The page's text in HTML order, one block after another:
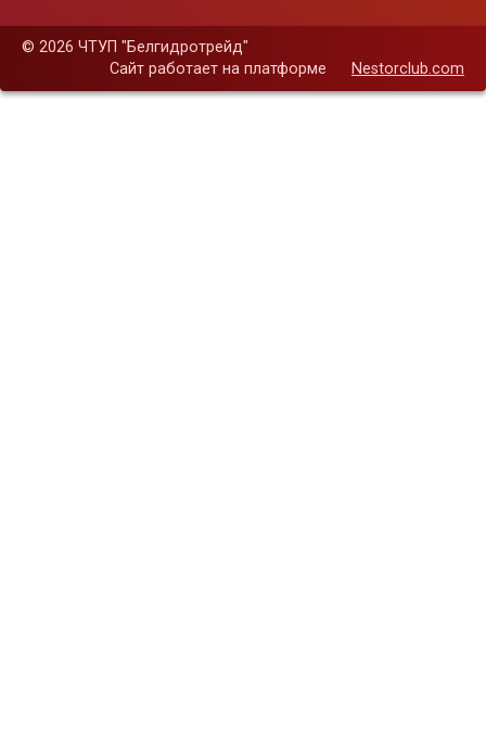
© 2026 ЧТУП "Белгидротрейд"
Сайт работает на платформе
Nestorclub.com